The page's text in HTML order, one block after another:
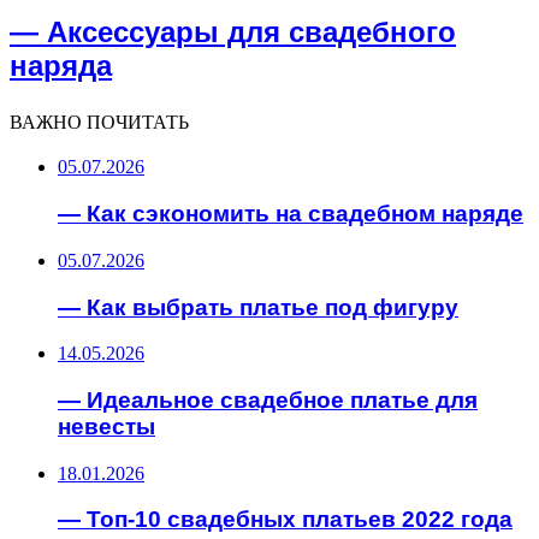
— Аксессуары для свадебного
наряда
ВАЖНО ПОЧИТАТЬ
05.07.2026
— Как сэкономить на свадебном наряде
05.07.2026
— Как выбрать платье под фигуру
14.05.2026
— Идеальное свадебное платье для
невесты
18.01.2026
— Топ-10 свадебных платьев 2022 года